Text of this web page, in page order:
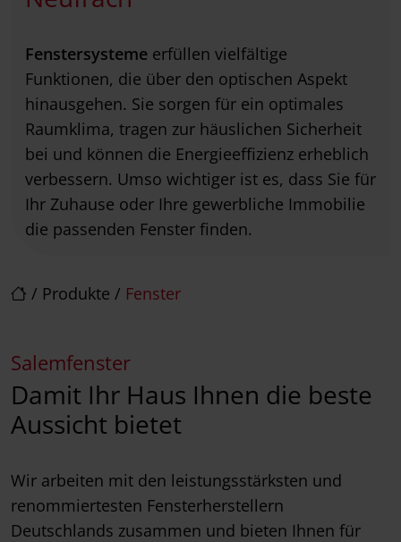
/ Produkte / Fenster
Fenstersysteme erfüllen vielfältige
Funktionen, die über den optischen Aspekt
hinausgehen. Sie sorgen für ein optimales
Raumklima, tragen zur häuslichen Sicherheit
bei und können die Energieeffizienz erheblich
verbessern. Umso wichtiger ist es, dass Sie für
Ihr Zuhause oder Ihre gewerbliche Immobilie
die passenden Fenster finden.
Salemfenster
Damit Ihr Haus Ihnen die beste
Aussicht bietet
Wir arbeiten mit den leistungsstärksten und
renommiertesten Fensterherstellern
Deutschlands zusammen und bieten Ihnen für